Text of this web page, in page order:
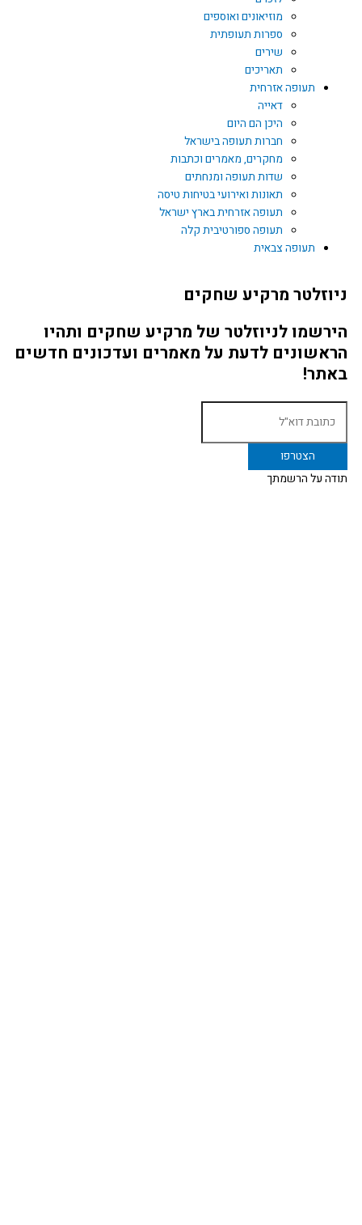
מוזיאונים ואוספים
ספרות תעופתית
שירים
תאריכים
תעופה אזרחית
דאייה
היכן הם היום
חברות תעופה בישראל
מחקרים, מאמרים וכתבות
שדות תעופה ומנחתים
תאונות ואירועי בטיחות טיסה
תעופה אזרחית בארץ ישראל
תעופה ספורטיבית קלה
תעופה צבאית
ניוזלטר מרקיע שחקים
הירשמו לניוזלטר של מרקיע שחקים ותהיו
הראשונים לדעת על מאמרים ועדכונים חדשים
באתר!
תודה על הרשמתך